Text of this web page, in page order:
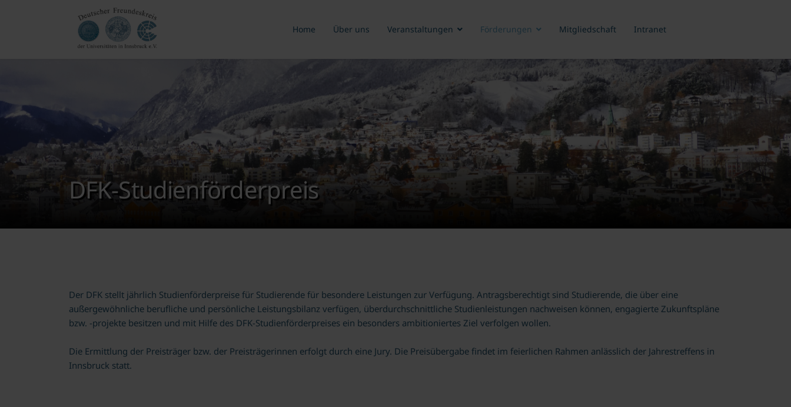
Home Über uns Veranstaltungen Förderungen Mitgliedschaft Intranet
DFK-Studienförderpreis
Der DFK stellt jährlich Studienförderpreise für Studierende für besondere Leistungen zur Verfügung. Antragsberechtigt sind Studierende, die über eine
außergewöhnliche berufliche und persönliche Leistungsbilanz verfügen, überdurchschnittliche Studienleistungen nachweisen können, engagierte Zukunftspläne
bzw. -projekte besitzen und mit Hilfe des DFK-Studienförderpreises ein besonders ambitioniertes Ziel verfolgen wollen.
Die Ermittlung der Preisträger bzw. der Preisträgerinnen erfolgt durch eine Jury. Die Preisübergabe findet im feierlichen Rahmen anlässlich der Jahrestreffens in
Innsbruck statt.